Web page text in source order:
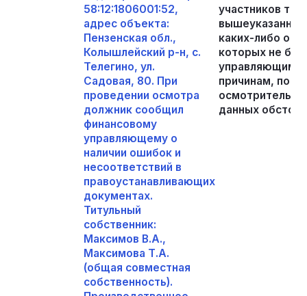
58:12:1806001:52,
адрес объекта:
Пензенская обл.,
Колышлейский р-н, с.
Телегино, ул.
Садовая, 80. При
проведении осмотра
должник сообщил
финансовому
управляющему о
наличии ошибок и
несоответствий в
правоустанавливающих
документах.
Титульный
собственник:
Максимов В.А.,
Максимова Т.А.
(общая совместная
собственность).
участников
вышеуказанных
каких-либо
которых не
управляющим
причинам,
данных